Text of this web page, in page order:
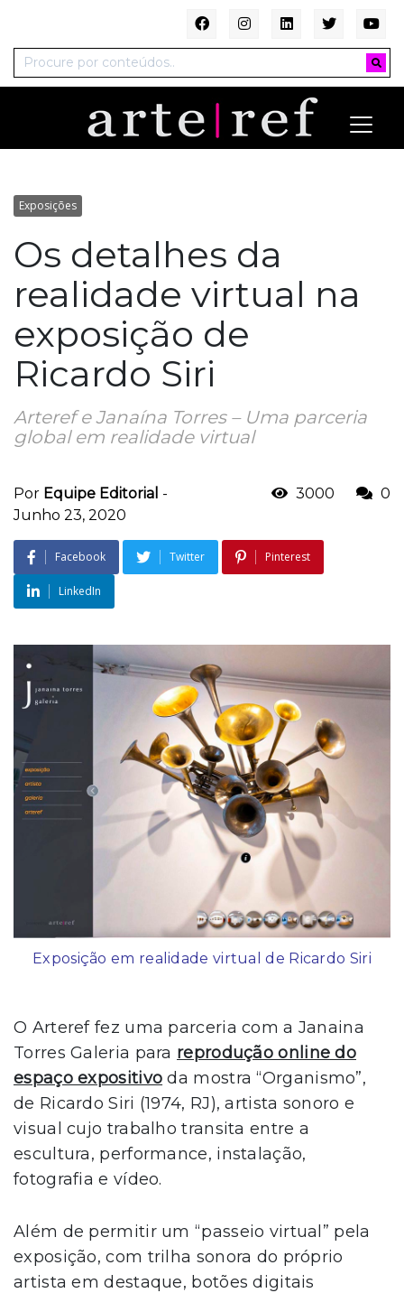
Exposições
Os detalhes da
realidade virtual na
exposição de
Ricardo Siri
Arteref e Janaína Torres – Uma parceria
global em realidade virtual
Por Equipe Editorial -
Junho 23, 2020
3000 0
Facebook Twitter Pinterest
LinkedIn
Exposição em realidade virtual de Ricardo Siri
O Arteref fez uma parceria com a Janaina
Torres Galeria para reprodução online do
espaço expositivo da mostra “Organismo”,
de Ricardo Siri (1974, RJ), artista sonoro e
visual cujo trabalho transita entre a
escultura, performance, instalação,
fotografia e vídeo.
Além de permitir um “passeio virtual” pela
exposição, com trilha sonora do próprio
artista em destaque, botões digitais